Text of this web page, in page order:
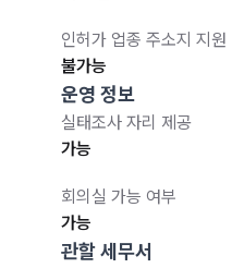
인허가 업종 주소지 지원
불가능
운영 정보
실태조사 자리 제공
가능
회의실 가능 여부
가능
관할 세무서